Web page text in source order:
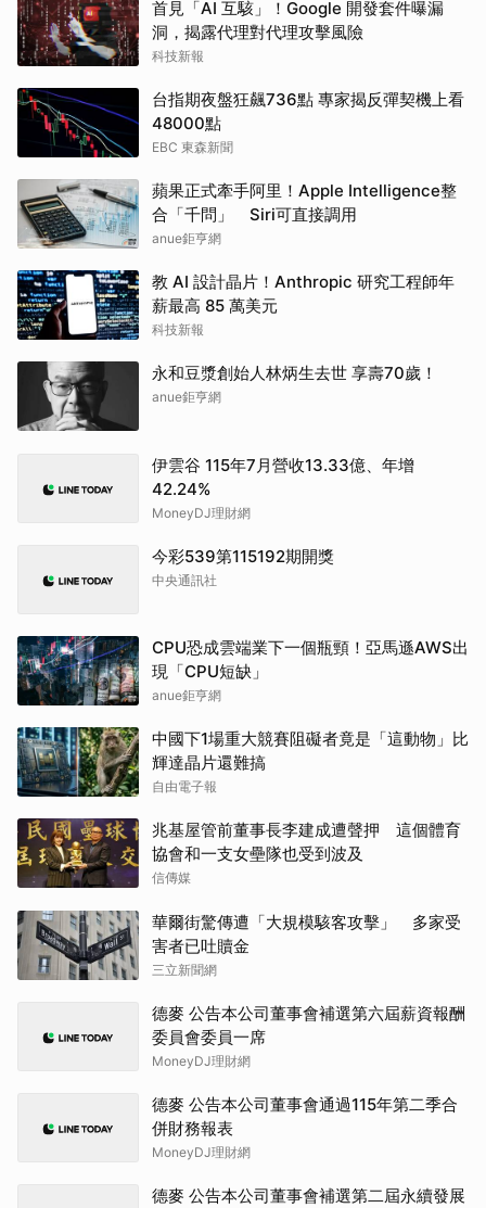
首見「AI 互駭」！Google 開發套件曝漏
洞，揭露代理對代理攻擊風險
科技新報
台指期夜盤狂飆736點 專家揭反彈契機上看
48000點
EBC 東森新聞
蘋果正式牽手阿里！Apple Intelligence整
合「千問」 Siri可直接調用
anue鉅亨網
教 AI 設計晶片！Anthropic 研究工程師年
薪最高 85 萬美元
科技新報
永和豆漿創始人林炳生去世 享壽70歲！
anue鉅亨網
伊雲谷 115年7月營收13.33億、年增
42.24%
MoneyDJ理財網
今彩539第115192期開獎
中央通訊社
CPU恐成雲端業下一個瓶頸！亞馬遜AWS出
現「CPU短缺」
anue鉅亨網
中國下1場重大競賽阻礙者竟是「這動物」比
輝達晶片還難搞
自由電子報
兆基屋管前董事長李建成遭聲押 這個體育
協會和一支女壘隊也受到波及
信傳媒
華爾街驚傳遭「大規模駭客攻擊」 多家受
害者已吐贖金
三立新聞網
德麥 公告本公司董事會補選第六屆薪資報酬
委員會委員一席
MoneyDJ理財網
德麥 公告本公司董事會通過115年第二季合
併財務報表
MoneyDJ理財網
德麥 公告本公司董事會補選第二屆永續發展